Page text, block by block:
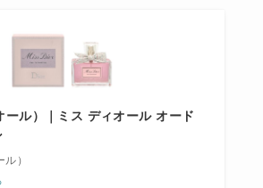
ール）｜ミス ディオール オード
）